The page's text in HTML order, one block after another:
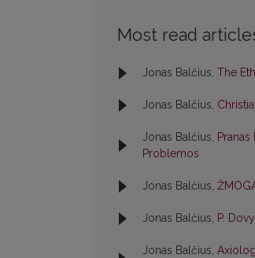
Most read
Jonas Balčius, The
Jonas Balčius,
Jonas Balčius,
Problemos
Jonas Balčius,
Jonas Balčius, P.
Jonas Balčius,